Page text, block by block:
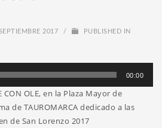
2017 /
PUBLISHED IN
00:00
OLE, en la Plaza Mayor de
de TAUROMARCA dedicado a las
de San Lorenzo 2017